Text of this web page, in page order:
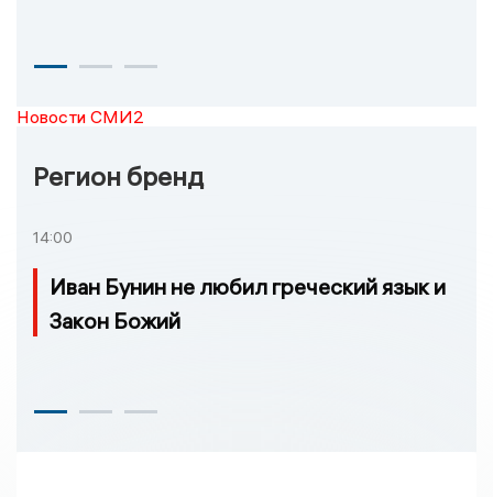
Новости СМИ2
Регион бренд
14:00
Иван Бунин не любил греческий язык и
Закон Божий